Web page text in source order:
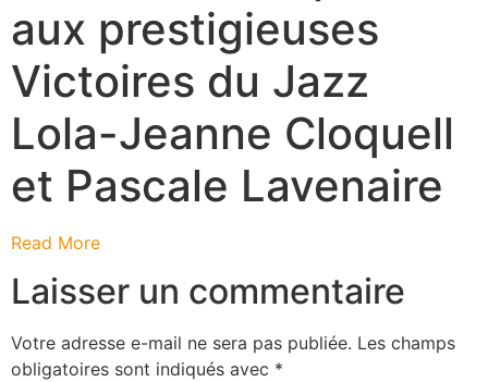
aux prestigieuses
Victoires du Jazz
Lola-Jeanne Cloquell
et Pascale Lavenaire
Read More
Laisser un commentaire
Votre adresse e-mail ne sera pas publiée. Les champs
obligatoires sont indiqués avec *